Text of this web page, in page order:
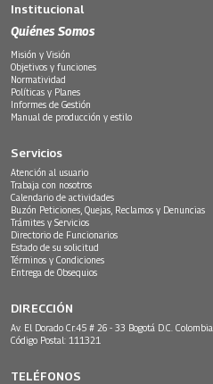
Institucional
Quiénes Somos
Misión y Visión
Objetivos y funciones
Normatividad
Políticas y Planes
Informes de Gestión
Manual de producción y estilo
Servicios
Atención al usuario
Trabaja con nosotros
Calendario de actividades
Buzón Peticiones, Quejas, Reclamos y Denuncias
Trámites y Servicios
Directorio de Funcionarios
Estado de su solicitud
Términos y Condiciones
Entrega de Obsequios
DIRECCIÓN
Av. El Dorado Cr.45 # 26 - 33 Bogotá D.C. Colombia.
Código Postal: 111321
TELÉFONOS